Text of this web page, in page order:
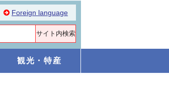
Foreign language
観光・特産